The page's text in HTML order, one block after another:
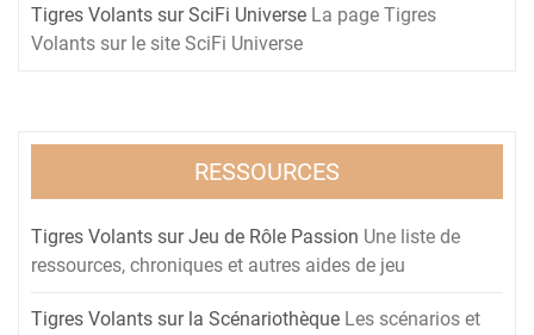
Tigres Volants sur SciFi Universe La page Tigres
Volants sur le site SciFi Universe
RESSOURCES
Tigres Volants sur Jeu de Rôle Passion Une liste de
ressources, chroniques et autres aides de jeu
Tigres Volants sur la Scénariothèque Les scénarios et